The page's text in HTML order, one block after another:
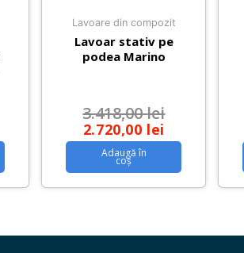
Lavoare din compozit
Lavoar stativ pe
podea Marino
3.418,00lei
2.720,00 lei
Adaugă în
coș